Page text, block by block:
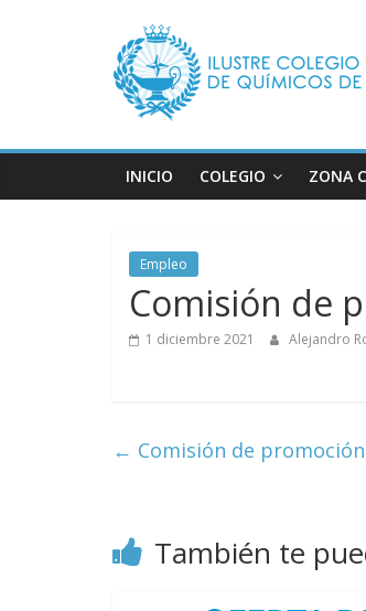
Ilustre
Colegio
Oficial
de
Químicos
–
Página
Ilustre
Colegio
INICIO COLEGIO ZONA
Empleo
Comisión de
1 diciembre 2021 Alejandro
← Comisión de
También te